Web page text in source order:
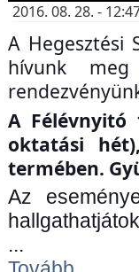
2016. 08. 28. -
A Hegesztési
hívunk
A Félévnyitó
oktatási
termében.
Az
...